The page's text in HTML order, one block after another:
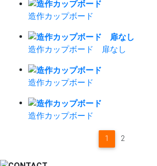
造作カップボード
造作カップボード 扉なし
造作カップボード
造作カップボード
1 2